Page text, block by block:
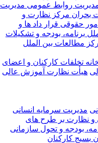
روابط عمومی مدیریت
بحرانمرکز نظارت و
حقوقی قرار داد ها و
برنامه، بودجه و تشکیلات
مطالعات بین الملل
تخلفات کارکنان و اعضای
هیأت نظارت آموزش عالی
مدیریت سرمایه انسانی
نظارت بر طرح های
بودجه و تحول سازمانی
بسیج کارکنان